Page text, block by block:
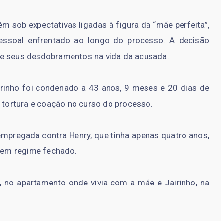
sob expectativas ligadas à figura da “mãe perfeita”,
enfrentado ao longo do processo. A decisão
seus desdobramentos na vida da acusada.
foi condenado a 43 anos, 9 meses e 20 dias de
e coação no curso do processo.
contra Henry, que tinha apenas quatro anos,
regime fechado.
apartamento onde vivia com a mãe e Jairinho, na